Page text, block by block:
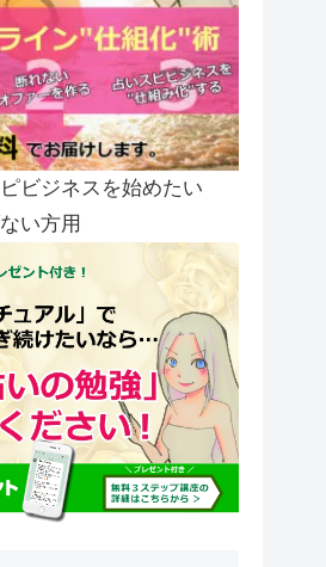
ビジネスを始めたい
い方用